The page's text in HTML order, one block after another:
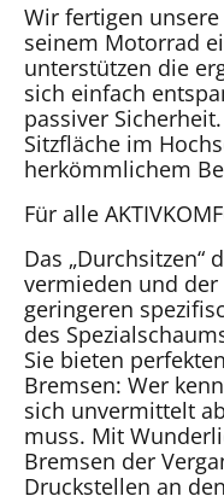
Wir fertigen
seinem Motorrad
unterstützen die
sich einfach
passiver
Sitzfläche im
herkömmlichem
Für alle
Das
vermieden und
geringeren
des
Sie bieten
Bremsen: Wer
sich unvermittelt
muss. Mit
Bremsen der
Druckstellen an